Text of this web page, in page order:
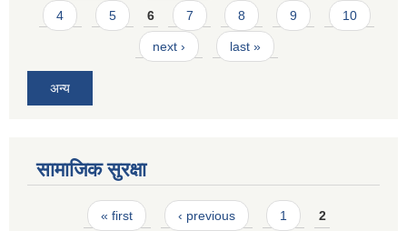
4 5 6 7 8 9 10
next › last »
अन्य
सामाजिक सुरक्षा
Pages« first ‹ previous 1 2